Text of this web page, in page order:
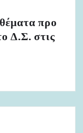
προ
Δ.Σ. στις